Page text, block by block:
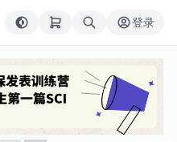
登录